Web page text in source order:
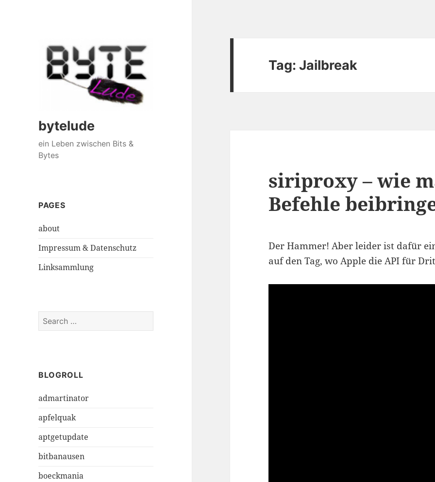
bytelude
ein Leben zwischen Bits &
Bytes
PAGES
about
Impressum & Datenschutz
Linksammlung
e
h
o
:
BLOGROLL
admartinator
apfelquak
aptgetupdate
bitbanausen
boeckmania
Tag:Jailbreak
siriproxy – wie
Befehle
Der Hammer! Aber leider ist dafür
auf den Tag, wo Apple die API für